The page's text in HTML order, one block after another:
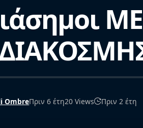
OmbreΠριν 6 έτη20 Views Πριν 2 έτη